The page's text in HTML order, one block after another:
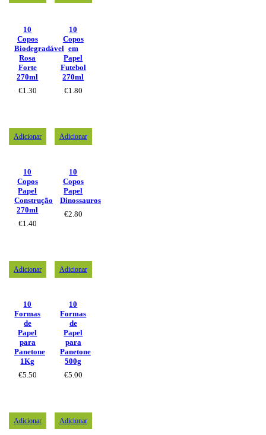
10
Copos
Biodegradável
Rosa
Forte
270ml
€1.30
10
Copos
em
Papel
Futebol
270ml
€1.80
Adicionar
10
Copos
Papel
Construção
270ml
€1.40
Adicionar
10
Copos
Papel
Dinossauros
€2.80
Adicionar
10
Formas
de
Papel
para
Panetone
1Kg
€5.50
Adicionar
10
Formas
de
Papel
para
Panetone
500g
€5.00
Adicionar Adicionar